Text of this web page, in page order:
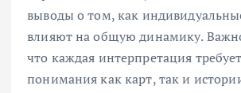
выводы о том, как
влияют на общую динамику.
что каждая интерпретация
понимания как карт, так и